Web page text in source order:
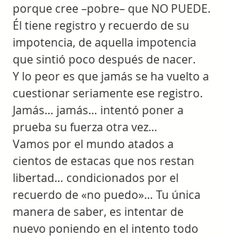
porque cree –pobre– que NO PUEDE.
Él tiene registro y recuerdo de su
impotencia, de aquella impotencia
que sintió poco después de nacer.
Y lo peor es que jamás se ha vuelto a
cuestionar seriamente ese registro.
Jamás… jamás… intentó poner a
prueba su fuerza otra vez…
Vamos por el mundo atados a
cientos de estacas que nos restan
libertad… condicionados por el
recuerdo de «no puedo»… Tu única
manera de saber, es intentar de
nuevo poniendo en el intento todo